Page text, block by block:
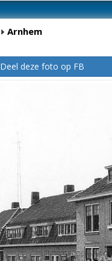
Arnhem
Deel deze foto op FB